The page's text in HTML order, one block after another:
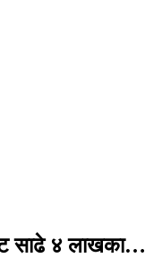
साढे ४ लाखका…